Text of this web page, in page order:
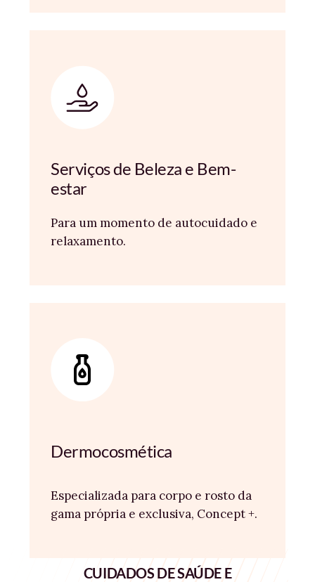
Serviços de Beleza e Bem-
estar
Para um momento de autocuidado e
relaxamento.
Dermocosmética
Especializada para corpo e rosto da
gama própria e exclusiva, Concept +.
CUIDADOS DE SAÚDE E